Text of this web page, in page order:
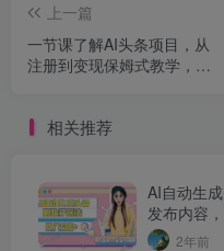
上一篇
一节课了解AI头条项目，从
注册到变现保姆式教学，零
相关推荐
AI自动生
发布内容
2年前